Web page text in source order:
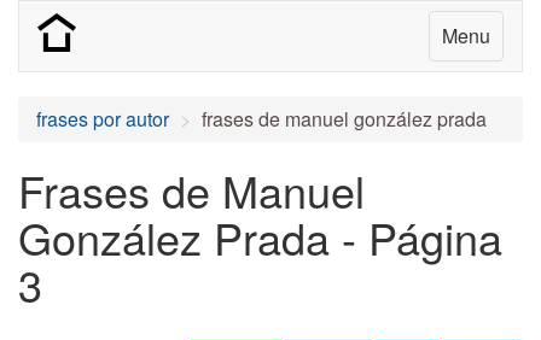
Menu
frases por autor frases de manuel gonzález prada
Frases de Manuel
González Prada - Página
3